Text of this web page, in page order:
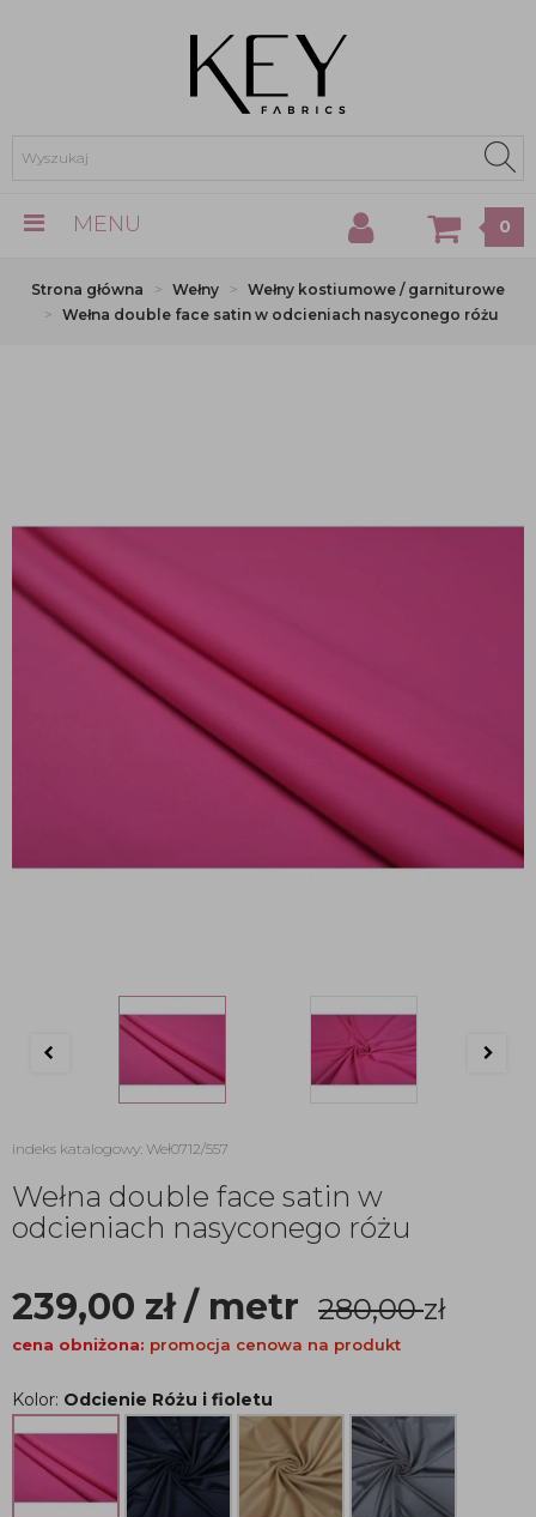
MENU 0
Strona główna Wełny
Wełny kostiumowe / garniturowe
Wełna double face satin w odcieniach nasyconego różu
indeks katalogowy: Weł0712/557
Wełna double face satin w
odcieniach nasyconego różu
239,00 zł/ metr 280,00zł
cena obniżona: promocja cenowa na produkt
Kolor: Odcienie Różu i fioletu